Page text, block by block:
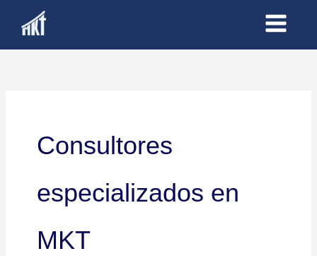
Consultores
especializados en
MKT